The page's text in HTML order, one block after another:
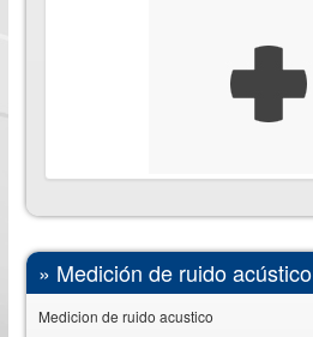
» Medición de ruido acústico
Medicion de ruido acustico